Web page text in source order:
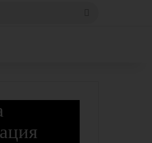
вы уже регистрировались на